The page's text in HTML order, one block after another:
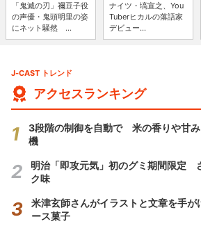
「鬼滅の刃」禰豆子役
の声優・鬼頭明里の姿
にネット騒然 ...
ナイツ・塙宣之、You
Tuberヒカルの落語家
デビュー...
J-CAST トレンド
アクセスランキング
3段階の制御を自動で 米の香りや甘
機
明治「即攻元気」初のグミ期間限定
ク味
米津玄師さんがイラストと文章を手が
ース菓子